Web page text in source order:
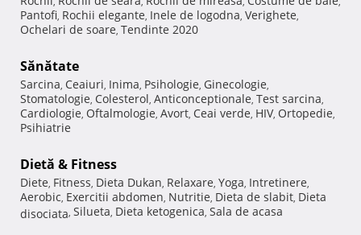
Pantofi, Rochii elegante, Inele de logodna, Verighete,
Ochelari de soare, Tendinte 2020
Sănătate
Sarcina, Ceaiuri, Inima, Psihologie, Ginecologie,
Stomatologie, Colesterol, Anticonceptionale, Test sarcina,
Cardiologie, Oftalmologie, Avort, Ceai verde, HIV, Ortopedie,
Psihiatrie
Dietă & Fitness
Diete, Fitness, Dieta Dukan, Relaxare, Yoga, Intretinere,
Aerobic, Exercitii abdomen, Nutritie, Dieta de slabit, Dieta
disociata, Silueta, Dieta ketogenica, Sala de acasa